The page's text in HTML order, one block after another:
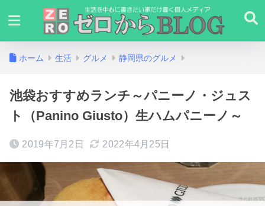
ホーム 生活 グルメ 静岡県のグルメ
池袋おすすめランチ～パニーノ・ジュス
ト（Panino Giusto）生ハムパニーノ～
2019年7月2日 2022年4月25日